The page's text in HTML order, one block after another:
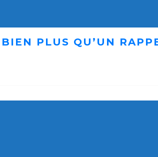
PLUS QU’UN